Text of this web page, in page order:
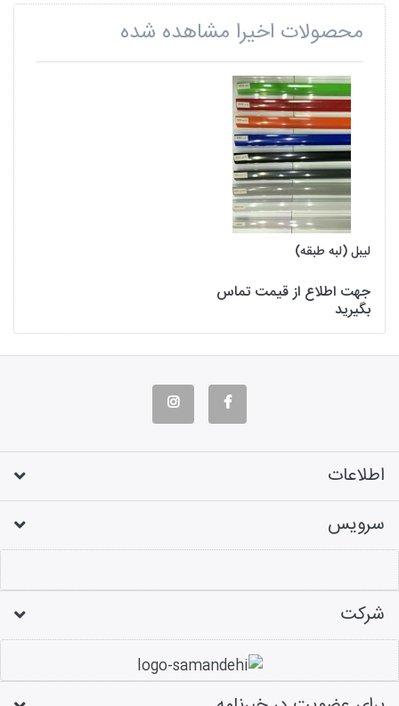
محصولات اخیرا مشاهده شده
لیبل (لبه طبقه)
جهت اطلاع از قیمت تماس
بگیرید
اطلاعات
سرویس
شرکت